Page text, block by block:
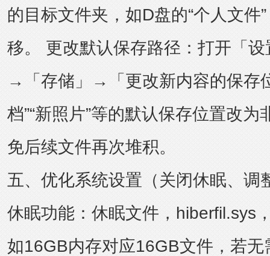
的目标文件夹，如D盘的“个人文件
移。 更改默认保存路径：打开「
→「存储」→「更改新内容的保存
档”“新照片”等的默认保存位置改
免后续文件再次堆积。
五、优化系统设置（关闭休眠、调
休眠功能：休眠文件，hiberfil.sys
如16GB内存对应16GB文件，若无